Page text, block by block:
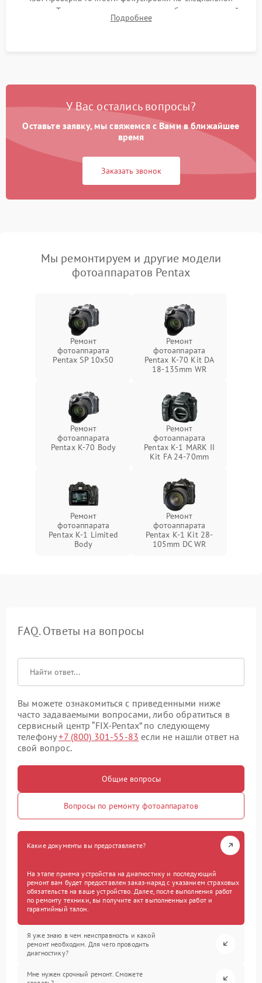
мишени. Тест записи на карту памяти, работы встроенной
вспышки, микрофона и всех кнопок управления.
Подробнее
У Вас остались вопросы?
Оставьте заявку, мы свяжемся с Вами в ближайшее
время
Заказать звонок
Мы ремонтируем и другие модели
фотоаппаратов Pentax
Ремонт
фотоаппарата
Pentax SP 10x50
Ремонт
фотоаппарата
Pentax K-70 Kit DA
18-135mm WR
Ремонт
фотоаппарата
Pentax K-70 Body
Ремонт
фотоаппарата
Pentax K-1 MARK II
Kit FA 24-70mm
Ремонт
фотоаппарата
Pentax K-1 Limited
Body
Ремонт
фотоаппарата
Pentax K-1 Kit 28-
105mm DC WR
FAQ. Ответы на вопросы
Вы можете ознакомиться с приведенными ниже
часто задаваемыми вопросами, либо обратиться в
сервисный центр “FIX-Pentax” по следующему
телефону+7 (800) 301-55-83 если не нашли ответ на
свой вопрос.
Общие вопросы
Вопросы по ремонту фотоаппаратов
Какие документы вы предоставляете?
На этапе приема устройства на диагностику и последующий
ремонт вам будет предоставлен заказ-наряд с указанием страховых
обязательств на ваше устройство. Далее, после выполнения работ
по ремонту техники, вы получите акт выполненных работ и
гарантийный талон.
Я уже знаю в чем неисправность и какой
ремонт необходим. Для чего проводить
диагностику?
Мне нужен срочный ремонт. Сможете